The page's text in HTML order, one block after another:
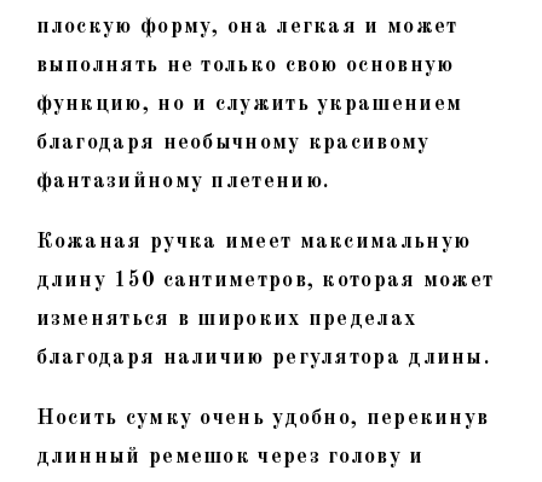
плоскую форму, она легкая и может
выполнять не только свою основную
функцию, но и служить украшением
благодаря необычному красивому
фантазийному плетению.
Кожаная ручка имеет максимальную
длину 150 сантиметров, которая может
изменяться в широких пределах
благодаря наличию регулятора длины.
Носить сумку очень удобно, перекинув
длинный ремешок через голову и